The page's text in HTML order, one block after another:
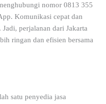
nomor 0813 355
Komunikasi cepat dan
perjalanan dari Jakarta
ringan dan efisien bersama
satu penyedia jasa